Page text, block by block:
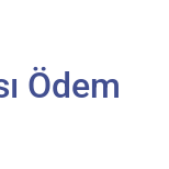
Ödem